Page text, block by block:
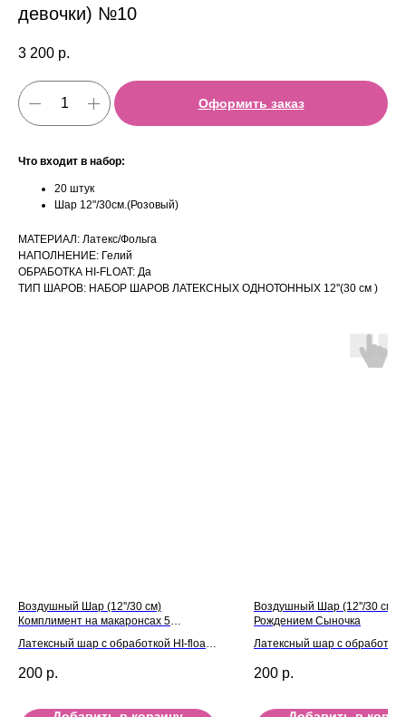
девочки) №10
3 200 р.
Оформить заказ
Что входит в набор:
20 штук
Шар 12"/30см.(Розовый)
МАТЕРИАЛ: Латекс/Фольга
НАПОЛНЕНИЕ: Гелий
ОБРАБОТКА HI-FLOAT: Да
ТИП ШАРОВ: НАБОР ШАРОВ ЛАТЕКСНЫХ ОДНОТОННЫХ 12''(30 см )
Воздушный Шар (12''/30 см)
Комплимент на макаронсах 5
Латексный шар с обработкой HI-float
200 р.
Воздушный Шар (12''/30 см)
Рождением Сыночка
Латексный шар с
200 р.